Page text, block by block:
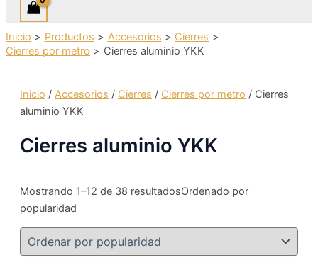
Inicio Productos Accesorios
Cierres
Cierres por metro
Cierres aluminio YKK
Inicio / Accesorios / Cierres / Cierres por metro / Cierres
aluminio YKK
Cierres aluminio YKK
Mostrando 1–12 de 38 resultadosOrdenado por
popularidad